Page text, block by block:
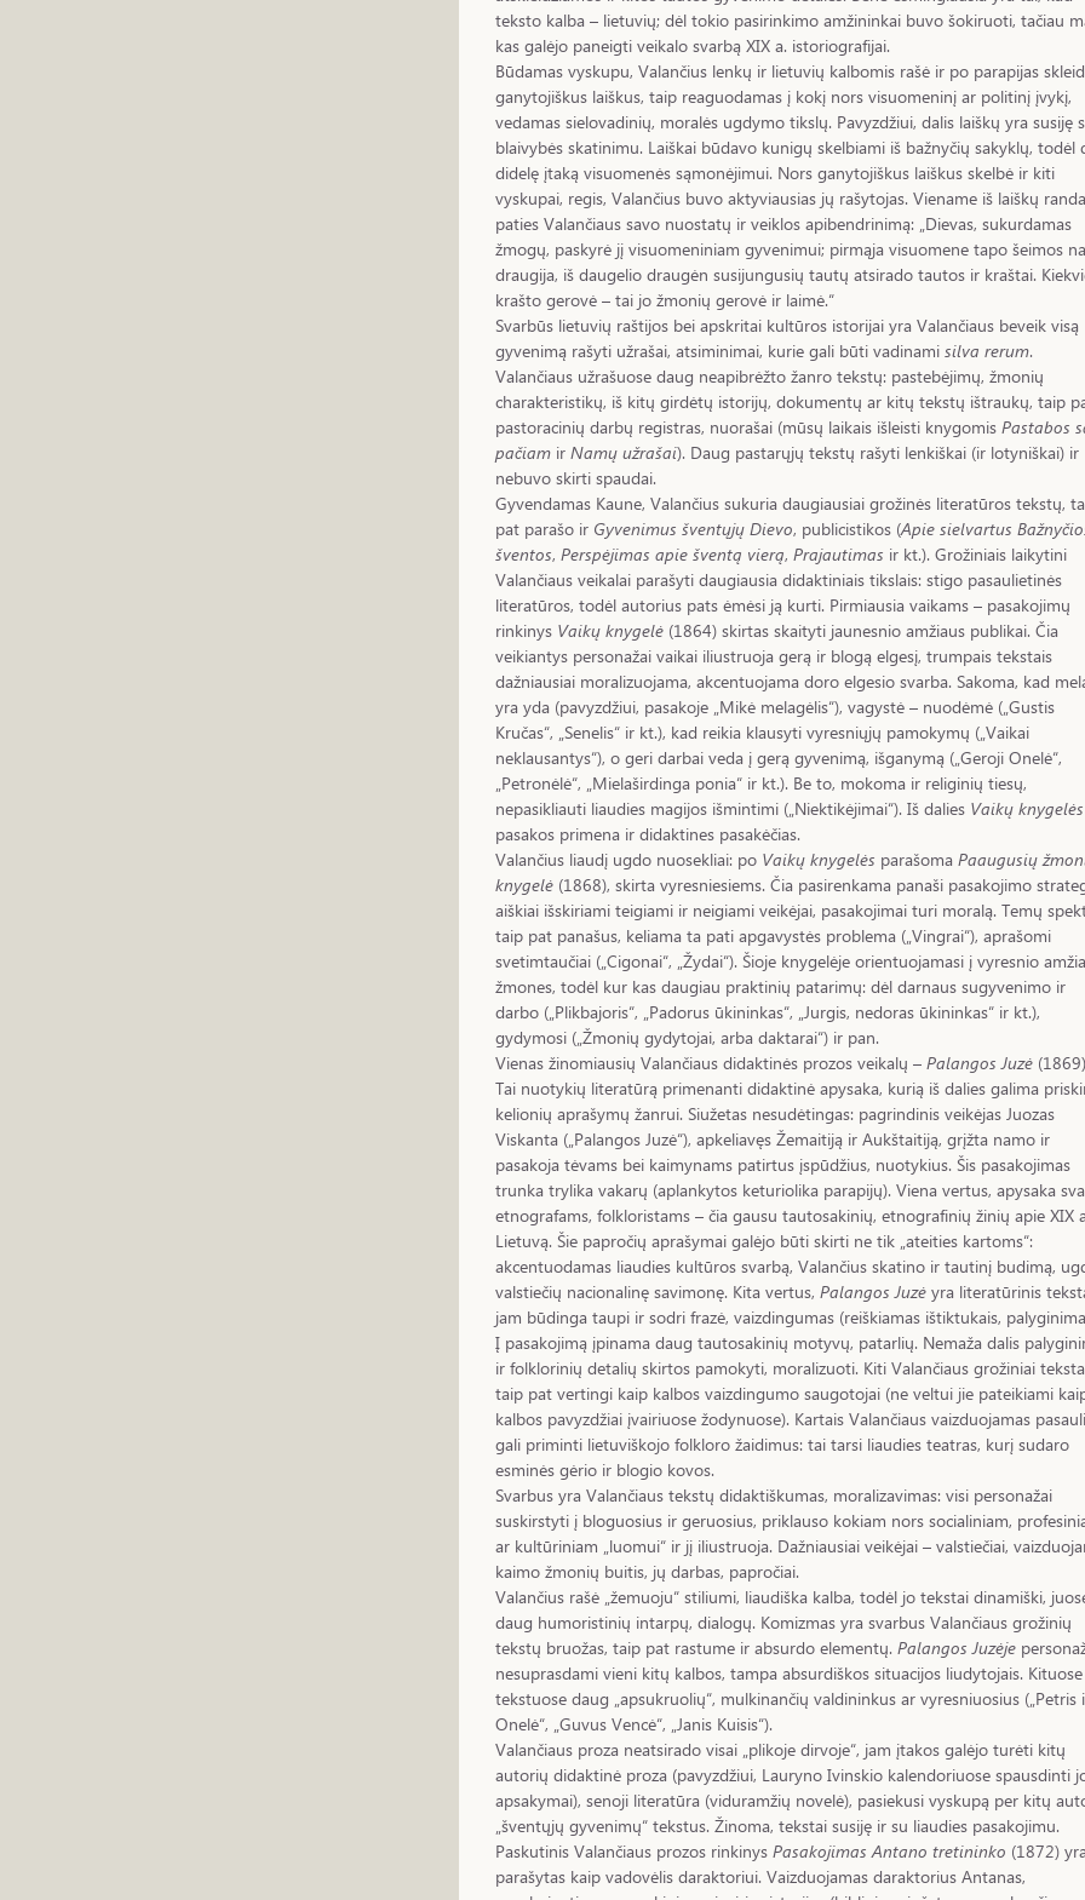
teksto kalba – lietuvių; dėl tokio pasirinkimo amžininkai buvo šokiruoti, tačiau
kas galėjo paneigti veikalo svarbą XIX a. istoriografijai.
Būdamas vyskupu, Valančius lenkų ir lietuvių kalbomis rašė ir po parapijas
ganytojiškus laiškus, taip reaguodamas į kokį nors visuomeninį ar politinį įvykį,
vedamas sielovadinių, moralės ugdymo tikslų. Pavyzdžiui, dalis laiškų yra susiję
blaivybės skatinimu. Laiškai būdavo kunigų skelbiami iš bažnyčių sakyklų, todėl
didelę įtaką visuomenės sąmonėjimui. Nors ganytojiškus laiškus skelbė ir kiti
vyskupai, regis, Valančius buvo aktyviausias jų rašytojas. Viename iš laiškų
paties Valančiaus savo nuostatų ir veiklos apibendrinimą: „Dievas, sukurdamas
žmogų, paskyrė jį visuomeniniam gyvenimui; pirmąja visuomene tapo šeimos
draugija, iš daugelio draugėn susijungusių tautų atsirado tautos ir kraštai.
krašto gerovė – tai jo žmonių gerovė ir laimė.“
Svarbūs lietuvių raštijos bei apskritai kultūros istorijai yra Valančiaus beveik visą
gyvenimą rašyti užrašai, atsiminimai, kurie gali būti vadinami silva rerum.
Valančiaus užrašuose daug neapibrėžto žanro tekstų: pastebėjimų, žmonių
charakteristikų, iš kitų girdėtų istorijų, dokumentų ar kitų tekstų ištraukų, taip
pastoracinių darbų registras, nuorašai (mūsų laikais išleisti knygomis Pastabos
pačiam ir Namų užrašai). Daug pastarųjų tekstų rašyti lenkiškai (ir lotyniškai) ir
nebuvo skirti spaudai.
Gyvendamas Kaune, Valančius sukuria daugiausiai grožinės literatūros tekstų,
pat parašo ir Gyvenimus šventųjų Dievo, publicistikos (Apie sielvartus
šventos, Perspėjimas apie šventą vierą, Prajautimas ir kt.). Grožiniais laikytini
Valančiaus veikalai parašyti daugiausia didaktiniais tikslais: stigo pasaulietinės
literatūros, todėl autorius pats ėmėsi ją kurti. Pirmiausia vaikams – pasakojimų
rinkinys Vaikų knygelė (1864) skirtas skaityti jaunesnio amžiaus publikai. Čia
veikiantys personažai vaikai iliustruoja gerą ir blogą elgesį, trumpais tekstais
dažniausiai moralizuojama, akcentuojama doro elgesio svarba. Sakoma, kad
yra yda (pavyzdžiui, pasakoje „Mikė melagėlis“), vagystė – nuodėmė („Gustis
Kručas“, „Senelis“ ir kt.), kad reikia klausyti vyresniųjų pamokymų („Vaikai
neklausantys“), o geri darbai veda į gerą gyvenimą, išganymą („Geroji Onelė“,
„Petronėlė“, „Mielaširdinga ponia“ ir kt.). Be to, mokoma ir religinių tiesų,
nepasikliauti liaudies magijos išmintimi („Niektikėjimai“). Iš dalies Vaikų knygelės
pasakos primena ir didaktines pasakėčias.
Valančius liaudį ugdo nuosekliai: po Vaikų knygelės parašoma Paaugusių
knygelė (1868), skirta vyresniesiems. Čia pasirenkama panaši pasakojimo
aiškiai išskiriami teigiami ir neigiami veikėjai, pasakojimai turi moralą. Temų
taip pat panašus, keliama ta pati apgavystės problema („Vingrai“), aprašomi
svetimtaučiai („Cigonai“, „Žydai“). Šioje knygelėje orientuojamasi į vyresnio
žmones, todėl kur kas daugiau praktinių patarimų: dėl darnaus sugyvenimo ir
darbo („Plikbajoris“, „Padorus ūkininkas“, „Jurgis, nedoras ūkininkas“ ir kt.),
gydymosi („Žmonių gydytojai, arba daktarai“) ir pan.
Vienas žinomiausių Valančiaus didaktinės prozos veikalų – Palangos Juzė
Tai nuotykių literatūrą primenanti didaktinė apysaka, kurią iš dalies galima
kelionių aprašymų žanrui. Siužetas nesudėtingas: pagrindinis veikėjas Juozas
Viskanta („Palangos Juzė“), apkeliavęs Žemaitiją ir Aukštaitiją, grįžta namo ir
pasakoja tėvams bei kaimynams patirtus įspūdžius, nuotykius. Šis pasakojimas
trunka trylika vakarų (aplankytos keturiolika parapijų). Viena vertus, apysaka
etnografams, folkloristams – čia gausu tautosakinių, etnografinių žinių apie XIX
Lietuvą. Šie papročių aprašymai galėjo būti skirti ne tik „ateities kartoms“:
akcentuodamas liaudies kultūros svarbą, Valančius skatino ir tautinį budimą,
valstiečių nacionalinę savimonę. Kita vertus, Palangos Juzė yra literatūrinis
jam būdinga taupi ir sodri frazė, vaizdingumas (reiškiamas ištiktukais,
Į pasakojimą įpinama daug tautosakinių motyvų, patarlių. Nemaža dalis
ir folklorinių detalių skirtos pamokyti, moralizuoti. Kiti Valančiaus grožiniai
taip pat vertingi kaip kalbos vaizdingumo saugotojai (ne veltui jie pateikiami
kalbos pavyzdžiai įvairiuose žodynuose). Kartais Valančiaus vaizduojamas
gali priminti lietuviškojo folkloro žaidimus: tai tarsi liaudies teatras, kurį sudaro
esminės gėrio ir blogio kovos.
Svarbus yra Valančiaus tekstų didaktiškumas, moralizavimas: visi personažai
suskirstyti į bloguosius ir geruosius, priklauso kokiam nors socialiniam,
ar kultūriniam „luomui“ ir jį iliustruoja. Dažniausiai veikėjai – valstiečiai,
kaimo žmonių buitis, jų darbas, papročiai.
Valančius rašė „žemuoju“ stiliumi, liaudiška kalba, todėl jo tekstai dinamiški,
daug humoristinių intarpų, dialogų. Komizmas yra svarbus Valančiaus grožinių
tekstų bruožas, taip pat rastume ir absurdo elementų. Palangos Juzėje
nesuprasdami vieni kitų kalbos, tampa absurdiškos situacijos liudytojais. Kituose
tekstuose daug „apsukruolių“, mulkinančių valdininkus ar vyresniuosius („Petris
Onelė“, „Guvus Vencė“, „Janis Kuisis“).
Valančiaus proza neatsirado visai „plikoje dirvoje“, jam įtakos galėjo turėti kitų
autorių didaktinė proza (pavyzdžiui, Lauryno Ivinskio kalendoriuose spausdinti
apsakymai), senoji literatūra (viduramžių novelė), pasiekusi vyskupą per kitų
„šventųjų gyvenimų“ tekstus. Žinoma, tekstai susiję ir su liaudies pasakojimu.
Paskutinis Valančiaus prozos rinkinys Pasakojimas Antano tretininko (1872)
parašytas kaip vadovėlis daraktoriui. Vaizduojamas daraktorius Antanas,